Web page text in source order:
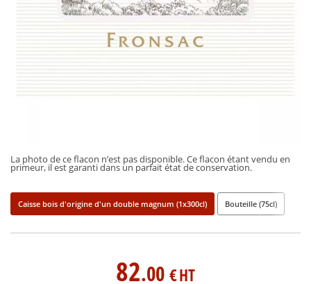
La photo de ce flacon n’est pas disponible. Ce flacon étant vendu en
primeur, il est garanti dans un parfait état de conservation.
Caisse bois d'origine d'un double magnum (1x300cl) Bouteille (75cl)
82.00 €HT